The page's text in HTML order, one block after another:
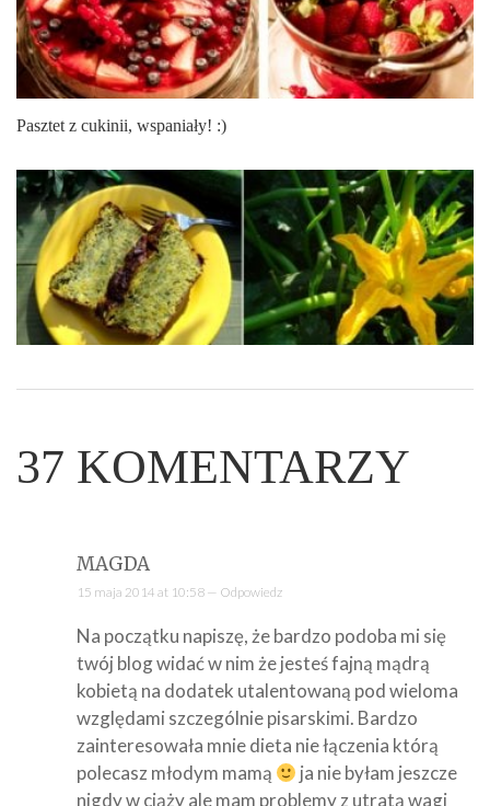
Pasztet z cukinii, wspaniały! :)
37 KOMENTARZY
MAGDA
15 maja 2014 at 10:58 — Odpowiedz
Na początku napiszę, że bardzo podoba mi się
twój blog widać w nim że jesteś fajną mądrą
kobietą na dodatek utalentowaną pod wieloma
względami szczególnie pisarskimi. Bardzo
zainteresowała mnie dieta nie łączenia którą
polecasz młodym mamą
ja nie byłam jeszcze
nigdy w ciąży ale mam problemy z utratą wagi